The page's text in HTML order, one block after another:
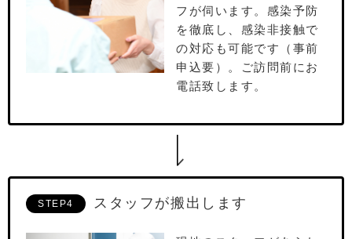
フが伺います。感染予防
を徹底し、感染非接触で
の対応も可能です（事前
申込要）。ご訪問前にお
電話致します。
STEP4 スタッフが搬出します